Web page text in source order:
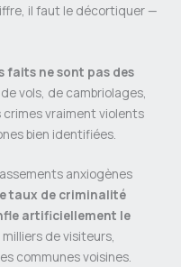
il faut le décortiquer —
faits ne sont pas des
vols, de cambriolages,
vraiment violents
bien identifiées.
anxiogènes
taux de criminalité
artificiellement le
de visiteurs,
communes voisines.